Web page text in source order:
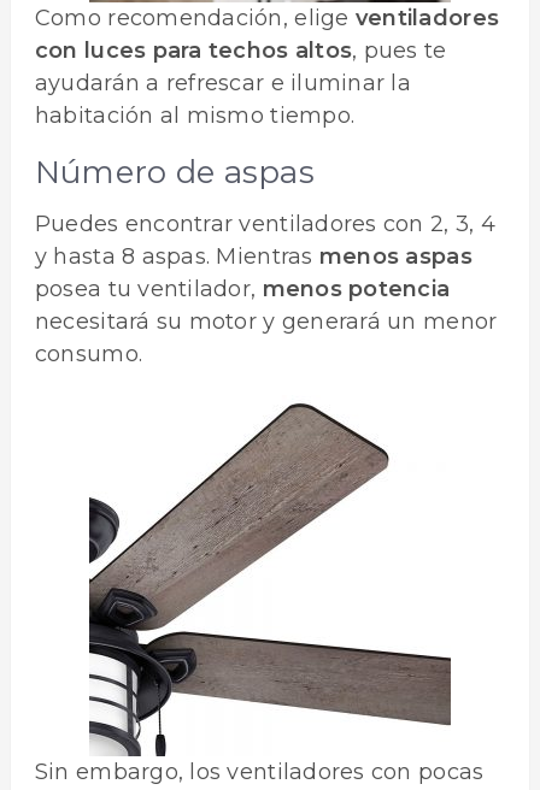
Como recomendación, elige ventiladores
con luces para techos altos, pues te
ayudarán a refrescar e iluminar la
habitación al mismo tiempo.
Número de aspas
Puedes encontrar ventiladores con 2, 3, 4
y hasta 8 aspas. Mientras menos aspas
posea tu ventilador, menos potencia
necesitará su motor y generará un menor
consumo.
Sin embargo, los ventiladores con pocas